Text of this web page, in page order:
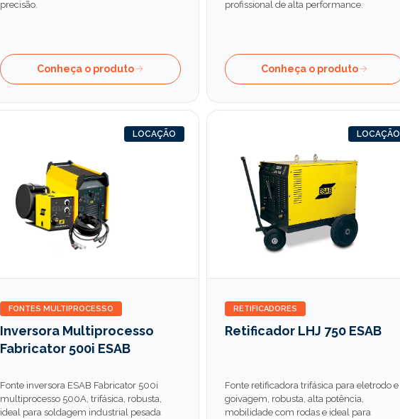
precisão.
Conheça o produto
profissional de alta performance.
Conheça o produto
LOCAÇÃO
FONTES MULTIPROCESSO
Inversora Multiprocesso
Fabricator 500i ESAB
Fonte inversora ESAB Fabricator 500i
multiprocesso 500A, trifásica, robusta,
ideal para soldagem industrial pesada
LOCAÇÃO
RETIFICADORES
Retificador LHJ 750 ESAB
Fonte retificadora trifásica para eletrodo e
goivagem, robusta, alta potência,
mobilidade com rodas e ideal para